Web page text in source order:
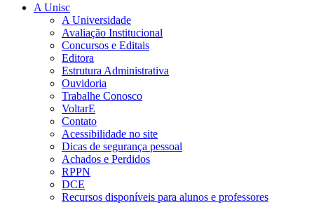
A Unisc
A Universidade
Avaliação Institucional
Concursos e Editais
Editora
Estrutura Administrativa
Ouvidoria
Trabalhe Conosco
VoltarE
Contato
Acessibilidade no site
Dicas de segurança pessoal
Achados e Perdidos
RPPN
DCE
Recursos disponíveis para alunos e professores